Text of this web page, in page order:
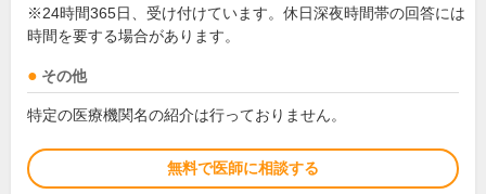
※24時間365日、受け付けています。休日深夜時間帯の回答には
時間を要する場合があります。
その他
特定の医療機関名の紹介は行っておりません。
無料で医師に相談する